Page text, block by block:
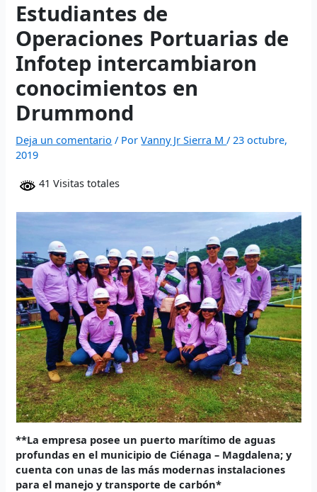
website- Execute fast trades and manage liquidity with low
slippage.
polymarket
- trade on real-world event outcomes with low
fees.
Polymarket - place informed bets and hedge crypto risk
efficiently.
Estudiantes de
Operaciones Portuarias de
Infotep intercambiaron
conocimientos en
Drummond
Deja un comentario / PorVanny Jr Sierra M/ 23 octubre,
2019
41 Visitas totales
**La empresa posee un puerto marítimo de aguas
profundas en el municipio de Ciénaga – Magdalena; y
cuenta con unas de las más modernas instalaciones
para el manejo y transporte de carbón*